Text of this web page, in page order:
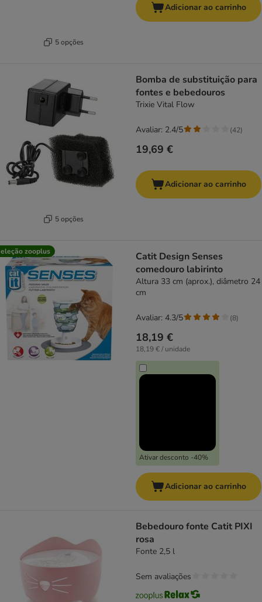
5 opções
Adicionar ao carrinho
5 opções
Bomba de substituição para
fontes e bebedouros
Trixie Vital Flow
19,69 €
Avaliar: 2.4/5 (42)
Adicionar ao carrinho
zooplus
Catit Design Senses
comedouro labirinto
Altura 33 cm (aprox.), diâmetro 24
cm
18,19 €
18,19 € / unidade
Ativar desconto -40%
Avaliar: 4.3/5 (8)
Adicionar ao carrinho
Bebedouro fonte Catit PIXI
rosa
Fonte 2,5 l
Sem avaliações